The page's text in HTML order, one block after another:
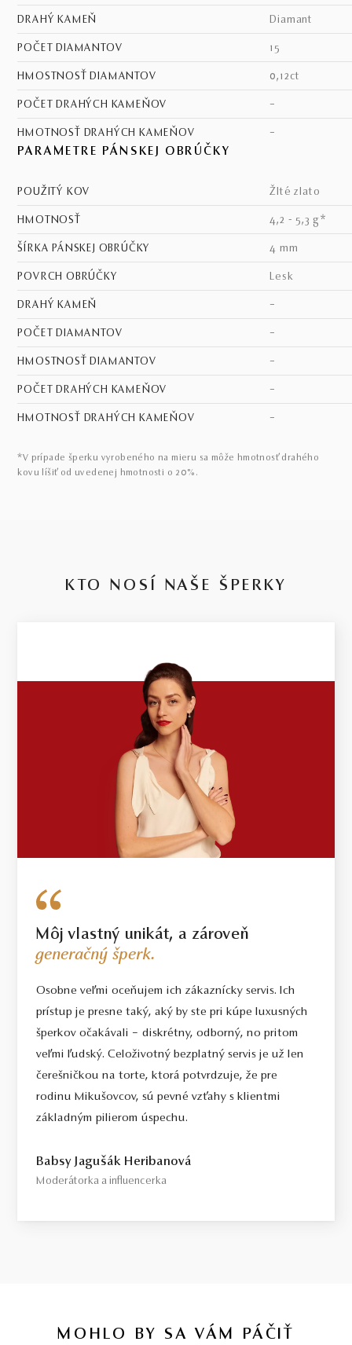
DRAHÝ KAMEŇ diamant
POČET DIAMANTOV 15
HMOSTNOSŤ DIAMANTOV 0,12ct
POČET DRAHÝCH KAMEŇOV –
HMOTNOSŤ DRAHÝCH KAMEŇOV –
PARAMETRE PÁNSKEJ OBRÚČKY
POUŽITÝ KOV žlté zlato
HMOTNOSŤ 4,2 - 5,3 g*
ŠÍRKA PÁNSKEJ OBRÚČKY 4 mm
POVRCH OBRÚČKY lesk
DRAHÝ KAMEŇ –
POČET DIAMANTOV –
HMOSTNOSŤ DIAMANTOV –
POČET DRAHÝCH KAMEŇOV –
HMOTNOSŤ DRAHÝCH KAMEŇOV –
*V prípade šperku vyrobeného na mieru sa môže hmotnosť drahého
kovu líšiť od uvedenej hmotnosti o 20%.
KTO NOSÍ NAŠE ŠPERKY
Môj vlastný unikát, a zároveň
generačný šperk.
Osobne veľmi oceňujem ich zákaznícky servis. Ich
prístup je presne taký, aký by ste pri kúpe luxusných
šperkov očakávali – diskrétny, odborný, no pritom
veľmi ľudský. Celoživotný bezplatný servis je už len
čerešničkou na torte, ktorá potvrdzuje, že pre
rodinu Mikušovcov, sú pevné vzťahy s klientmi
základným pilierom úspechu.
Babsy Jagušák Heribanová
Moderátorka a influencerka
MOHLO BY SA VÁM PÁČIŤ